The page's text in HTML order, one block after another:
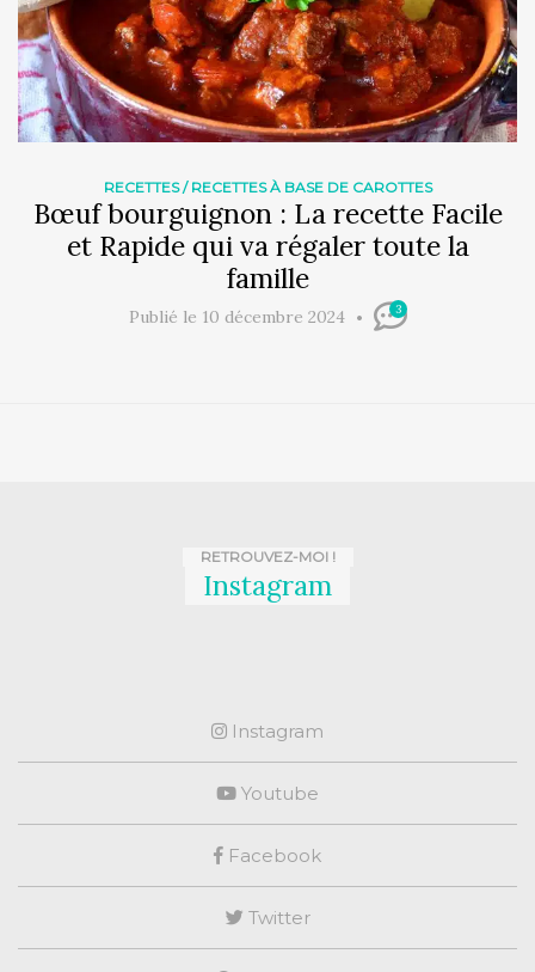
RECETTES/ RECETTES À BASE DE CAROTTES
Bœuf bourguignon : La recette Facile
et Rapide qui va régaler toute la
famille
Publié le 10 décembre 2024 3
RETROUVEZ-MOI !
Instagram
Instagram
Youtube
Facebook
Twitter